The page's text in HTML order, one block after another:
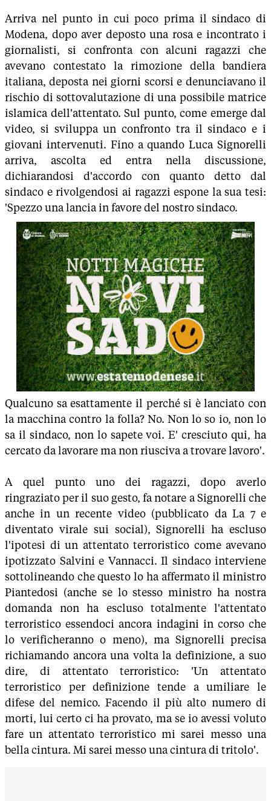
Arriva nel punto in cui poco prima il sindaco di
Modena, dopo aver deposto una rosa e incontrato i
giornalisti, si confronta con alcuni ragazzi che
avevano contestato la rimozione della bandiera
italiana, deposta nei giorni scorsi e denunciavano il
rischio di sottovalutazione di una possibile matrice
islamica dell'attentato. Sul punto, come emerge dal
video, si sviluppa un confronto tra il sindaco e i
giovani intervenuti. Fino a quando Luca Signorelli
arriva, ascolta ed entra nella discussione,
dichiarandosi d'accordo con quanto detto dal
sindaco e rivolgendosi ai ragazzi espone la sua tesi:
'Spezzo una lancia in favore del nostro sindaco.
Qualcuno sa esattamente il perché si è lanciato con
la macchina contro la folla? No. Non lo so io, non lo
sa il sindaco, non lo sapete voi. E' cresciuto qui, ha
cercato da lavorare ma non riusciva a trovare lavoro'.
A quel punto uno dei ragazzi, dopo averlo
ringraziato per il suo gesto, fa notare a Signorelli che
anche in un recente video (pubblicato da La 7 e
diventato virale sui social), Signorelli ha escluso
l'ipotesi di un attentato terroristico come avevano
ipotizzato Salvini e Vannacci. Il sindaco interviene
sottolineando che questo lo ha affermato il ministro
Piantedosi (anche se lo stesso ministro ha nostra
domanda non ha escluso totalmente l'attentato
terroristico essendoci ancora indagini in corso che
lo verificheranno o meno), ma Signorelli precisa
richiamando ancora una volta la definizione, a suo
dire, di attentato terroristico: 'Un attentato
terroristico per definizione tende a umiliare le
difese del nemico. Facendo il più alto numero di
morti, lui certo ci ha provato, ma se io avessi voluto
fare un attentato terroristico mi sarei messo una
bella cintura. Mi sarei messo una cintura di tritolo'.